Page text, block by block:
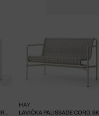
PALISSADE DINING BENCH, CREAM WHITE
HAY